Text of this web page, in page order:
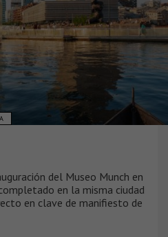
del Museo Munch en
en la misma ciudad
en clave de manifiesto de